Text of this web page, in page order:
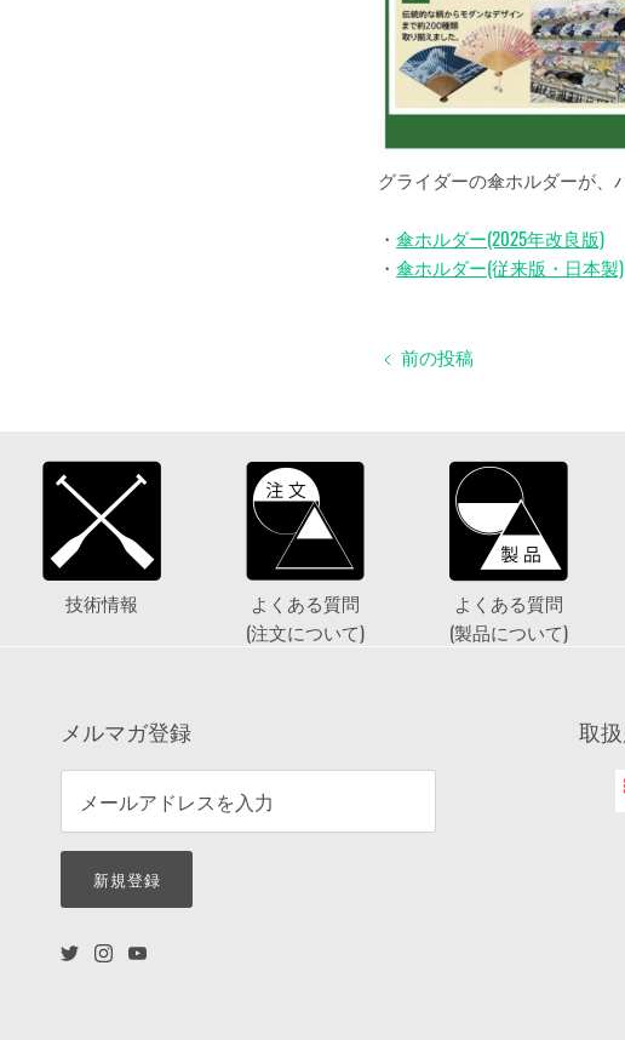
グライダーの傘ホルダーが、
・ 傘ホルダー(2025年改良版)
・ 傘ホルダー(従来版・日本製)
前の投稿
技術情報
よくある質問
(注文について)
よくある質問
(製品について)
メルマガ登録
新規登録
取